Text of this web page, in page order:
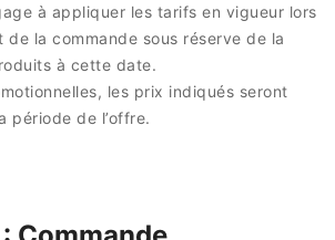
à appliquer les tarifs en vigueur lors
de la commande sous réserve de la
à cette date.
les prix indiqués seront
période de l’offre.